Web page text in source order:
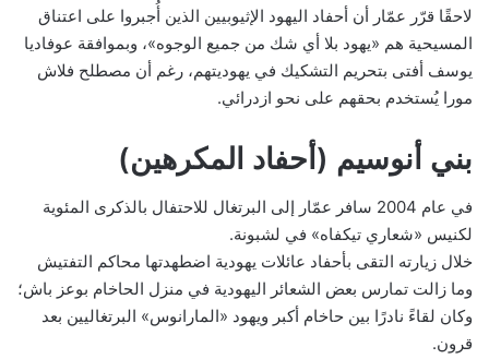
لاحقًا قرّر عمّار أن أحفاد اليهود الإثيوبيين الذين أُجبروا على اعتناق
المسيحية هم «يهود بلا أي شك من جميع الوجوه»، وبموافقة عوفاديا
يوسف أفتى بتحريم التشكيك في يهوديتهم، رغم أن مصطلح فلاش
مورا يُستخدم بحقهم على نحو ازدرائي.
بني أنوسيم (أحفاد المكرهين)
في عام 2004 سافر عمّار إلى البرتغال للاحتفال بالذكرى المئوية
لكنيس «شعاري تيكفاه» في لشبونة.
خلال زيارته التقى بأحفاد عائلات يهودية اضطهدتها محاكم التفتيش
وما زالت تمارس بعض الشعائر اليهودية في منزل الحاخام بوعز باش؛
وكان لقاءً نادرًا بين حاخام أكبر ويهود «المارانوس» البرتغاليين بعد
قرون.